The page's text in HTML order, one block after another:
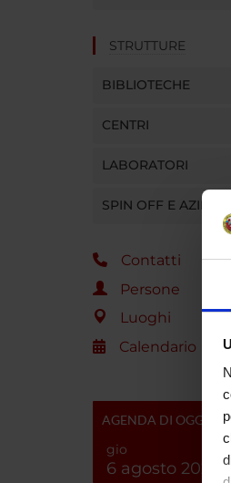
STRUTTURE
BIBLIOTECHE
CENTRI
LABORATORI
SPIN OFF E AZIENDE
Contatti
Persone
Luoghi
Calendario
AGENDA DI OGGI
gio
6 agosto 2026